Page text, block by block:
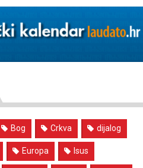
Bog Crkva dijalog
Europa Isus